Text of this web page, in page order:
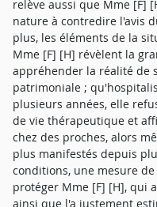
relève aussi que Mme [F]
nature à contredire l'avis
plus, les éléments de la
Mme [F] [H] révèlent la
appréhender la réalité de
patrimoniale ;
plusieurs années, elle
de vie thérapeutique et
chez des proches, alors
plus manifestés depuis
conditions, une mesure
protéger Mme [F] [H], qui
ainsi que l'a justement